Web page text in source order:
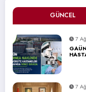
GÜNCEL
7
7